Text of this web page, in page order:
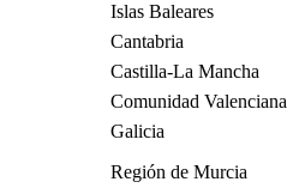
Islas Baleares
Cantabria
Castilla-La Mancha
Comunidad Valenciana
Galicia
Región de Murcia